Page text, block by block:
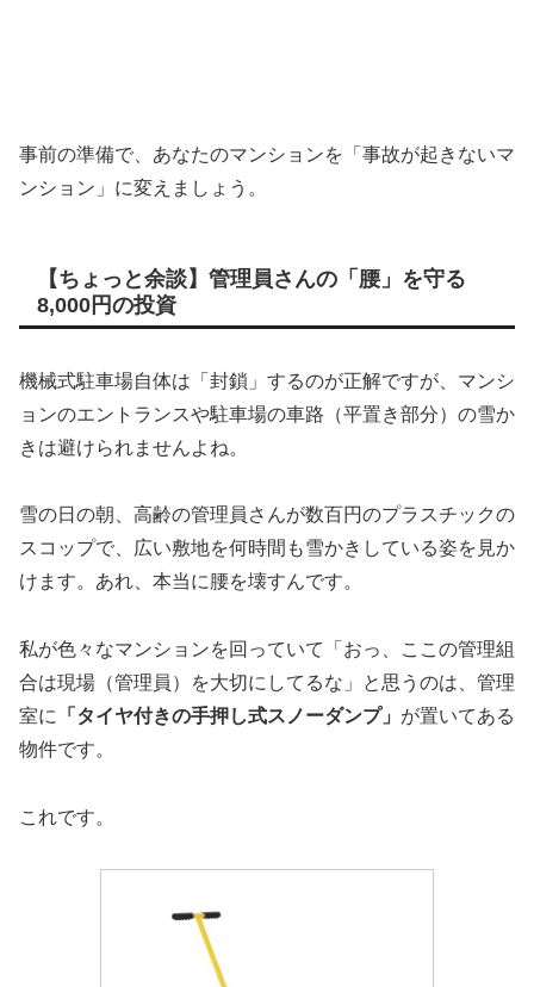
事前の準備で、あなたのマンションを「事故が起きないマ
ンション」に変えましょう。
【ちょっと余談】管理員さんの「腰」を守る
8,000円の投資
機械式駐車場自体は「封鎖」するのが正解ですが、マンシ
ョンのエントランスや駐車場の車路（平置き部分）の雪か
きは避けられませんよね。
雪の日の朝、高齢の管理員さんが数百円のプラスチックの
スコップで、広い敷地を何時間も雪かきしている姿を見か
けます。あれ、本当に腰を壊すんです。
私が色々なマンションを回っていて「おっ、ここの管理組
合は現場（管理員）を大切にしてるな」と思うのは、管理
室に
「タイヤ付きの手押し式スノーダンプ」 が置いてある
物件です。
これです。